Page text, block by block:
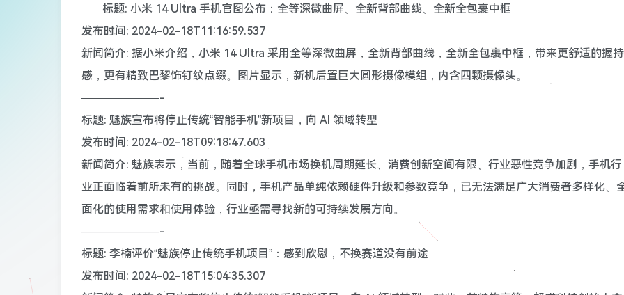
标题: 小米 14 Ultra 手机官图公布：全等深微曲屏、全新背部曲线、全新全包裹中框
发布时间: 2024-02-18T11:16:59.537
新闻简介: 据小米介绍，小米 14 Ultra 采用全等深微曲屏，全新背部曲线，全新全包裹中框，带来更舒适的握持
感，更有精致巴黎饰钉纹点缀。图片显示，新机后置巨大圆形摄像模组，内含四颗摄像头。
———————-
标题: 魅族宣布将停止传统“智能手机”新项目，向 AI 领域转型
发布时间: 2024-02-18T09:18:47.603
新闻简介: 魅族表示，当前，随着全球手机市场换机周期延长、消费创新空间有限、行业恶性竞争加剧，手机行
业正面临着前所未有的挑战。同时，手机产品单纯依赖硬件升级和参数竞争，已无法满足广大消费者多样化、
面化的使用需求和使用体验，行业亟需寻找新的可持续发展方向。
———————-
标题: 李楠评价“魅族停止传统手机项目”：感到欣慰，不换赛道没有前途
发布时间: 2024-02-18T15:04:35.307